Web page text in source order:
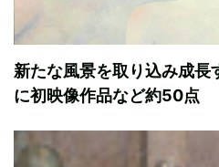
新たな風景を取り込み成
に初映像作品など約50点